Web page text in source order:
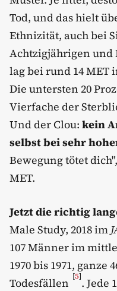
Tod, und das hielt
Ethnizität, auch bei
Achtzigjährigen und
lag bei rund 14 MET
Die untersten 20
Vierfache der
Und der Clou: kein
selbst bei sehr
Bewegung tötet
MET.
Jetzt die richtig
Male Study, 2018 im
107 Männer im
1970 bis 1971, ganze
Todesfällen [5]. Jede